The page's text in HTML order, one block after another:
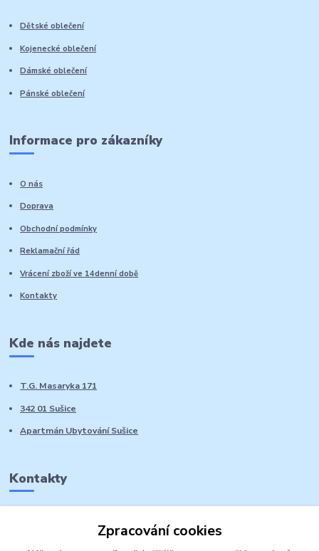
Dětské oblečení
Kojenecké oblečení
Dámské oblečení
Pánské oblečení
Informace pro zákazníky
O nás
Doprava
Obchodní podmínky
Reklamační řád
Vrácení zboží ve 14denní době
Kontakty
Kde nás najdete
T.G. Masaryka 171
342 01 Sušice
Apartmán Ubytování Sušice
Kontakty
Zpracování cookies